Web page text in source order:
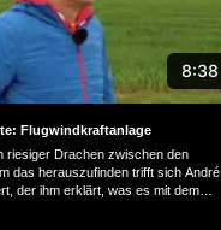
8:38
Flugwindkraftanlage
riesiger Drachen zwischen den
das herauszufinden trifft sich André
der ihm erklärt, was es mit dem